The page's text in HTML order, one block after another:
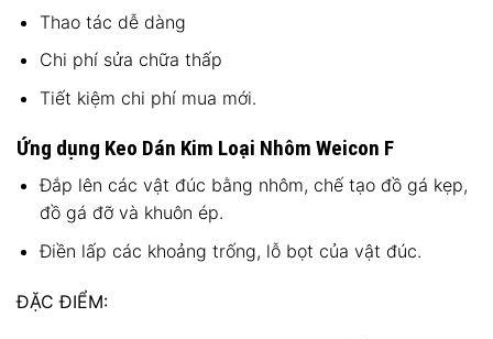
Thao tác dễ dàng
Chi phí sửa chữa thấp
Tiết kiệm chi phí mua mới.
Ứng dụng Keo Dán Kim Loại Nhôm Weicon F
Đắp lên các vật đúc bằng nhôm, chế tạo đồ gá kẹp,
đồ gá đỡ và khuôn ép.
Điền lấp các khoảng trống, lỗ bọt của vật đúc.
ĐẶC ĐIỂM: